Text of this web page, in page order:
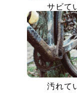
サビて
汚れて